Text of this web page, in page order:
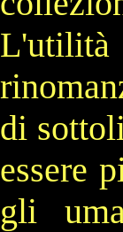
di
essere
gli